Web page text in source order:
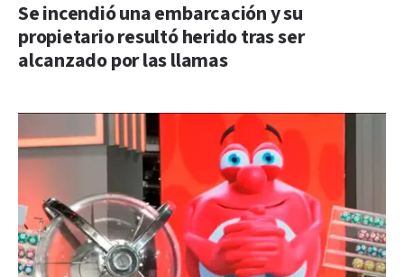
Se incendió una embarcación y su
propietario resultó herido tras ser
alcanzado por las llamas